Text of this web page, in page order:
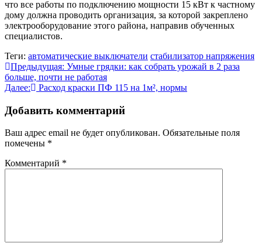
что все работы по подключению мощности 15 кВт к частному
дому должна проводить организация, за которой закреплено
электрооборудование этого района, направив обученных
специалистов.
Теги: автоматические выключатели стабилизатор напряжения
Навигация
по
Предыдущая: Умные грядки: как собрать урожай в 2 раза
больше, почти не работая
Далее:
Расход краски ПФ 115 на 1м², нормы
Добавить комментарий
Ваш адрес email не будет опубликован. Обязательные поля
помечены *
Комментарий *